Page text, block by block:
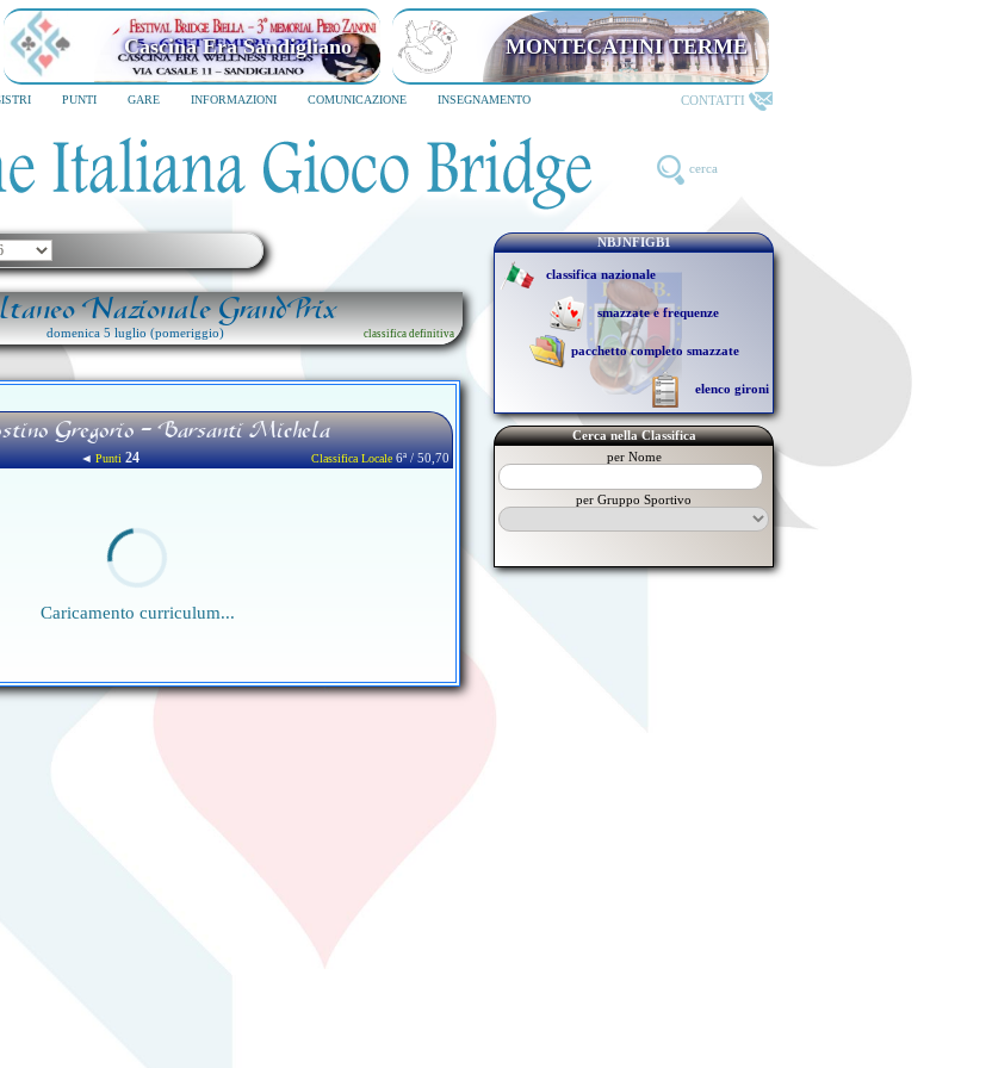
Cascina Era Sandigliano MONTECATINI TERME
PUNTI GARE INFORMAZIONI COMUNICAZIONE INSEGNAMENTO CONTATTI
cerca
Nazionale GrandPrix
domenica 5 luglio (pomeriggio) classifica definitiva
Gregorio - Barsanti Michela
◄Punti 24 Classifica Locale6ª / 50,70
Caricamento curriculum...
NBJNFIGB1
classifica nazionale
smazzate e frequenze
pacchetto completo smazzate
elenco gironi
Cerca nella Classifica
per Nome
per Gruppo Sportivo